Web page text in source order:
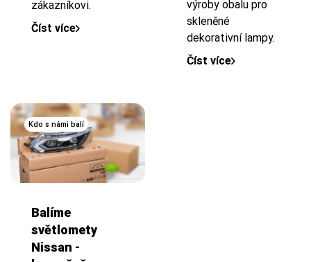
zákazníkovi.
Číst více
výroby obalu pro
skleněné
dekorativní lampy.
Číst více
Kdo s námi balí
Balíme
světlomety
Nissan -